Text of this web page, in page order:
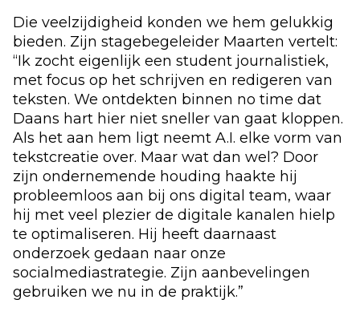
Die veelzijdigheid konden we hem gelukkig
bieden. Zijn stagebegeleider Maarten vertelt:
“Ik zocht eigenlijk een student journalistiek,
met focus op het schrijven en redigeren van
teksten. We ontdekten binnen no time dat
Daans hart hier niet sneller van gaat kloppen.
Als het aan hem ligt neemt A.I. elke vorm van
tekstcreatie over. Maar wat dan wel? Door
zijn ondernemende houding haakte hij
probleemloos aan bij ons digital team, waar
hij met veel plezier de digitale kanalen hielp
te optimaliseren. Hij heeft daarnaast
onderzoek gedaan naar onze
socialmediastrategie. Zijn aanbevelingen
gebruiken we nu in de praktijk.”